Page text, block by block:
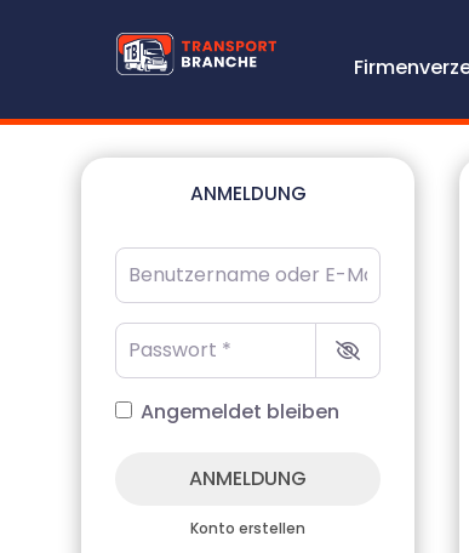
ANMELDUNG
Benutzername oder E-Mail-Adresse
Passwort
Angemeldet bleiben
ANMELDUNG
Konto erstellen